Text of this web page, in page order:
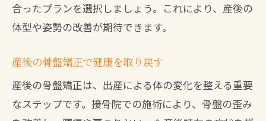
合ったプランを選択しましょう。これにより、産後の
体型や姿勢の改善が期待できます。
産後の骨盤矯正で健康を取り戻す
産後の骨盤矯正は、出産による体の変化を整える重要
なステップです。接骨院での施術により、骨盤の歪み